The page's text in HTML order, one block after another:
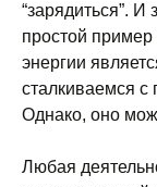
“зарядиться”.
простой
энергии
сталкиваемся
Однако, оно
Любая